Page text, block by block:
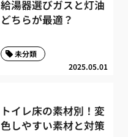
給湯器選びガスと灯油
どちらが最適？
2025.05.01
未分類
トイレ床の素材別！変
色しやすい素材と対策